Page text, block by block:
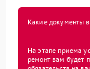
Какие документы
На этапе приема
ремонт вам будет